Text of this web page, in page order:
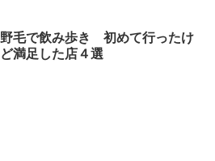
野毛で飲み歩き 初めて行ったけ
ど満足した店４選